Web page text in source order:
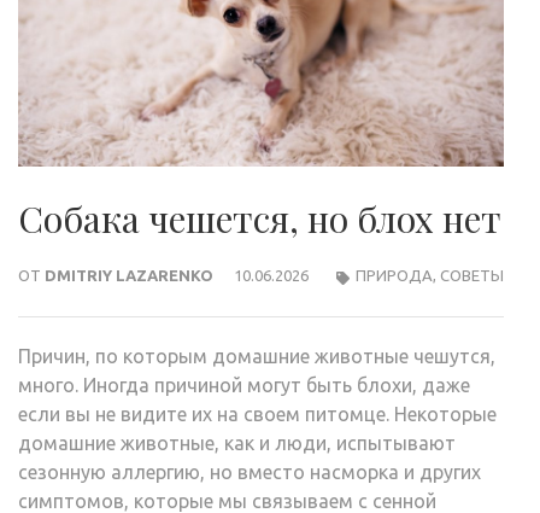
Собака чешется, но блох нет
ОТ DMITRIY LAZARENKO 10.06.2026 ПРИРОДА, СОВЕТЫ
Причин, по которым домашние животные чешутся,
много. Иногда причиной могут быть блохи, даже
если вы не видите их на своем питомце. Некоторые
домашние животные, как и люди, испытывают
сезонную аллергию, но вместо насморка и других
симптомов, которые мы связываем с сенной